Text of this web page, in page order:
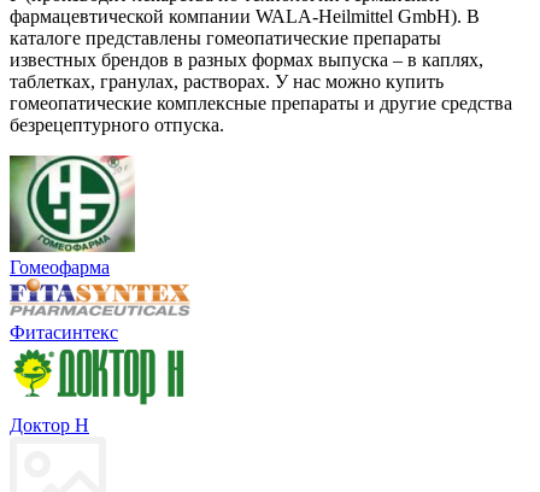
фармацевтической компании WALA-Heilmittel GmbH). В
каталоге представлены гомеопатические препараты
известных брендов в разных формах выпуска – в каплях,
таблетках, гранулах, растворах. У нас можно купить
гомеопатические комплексные препараты и другие средства
безрецептурного отпуска.
Гомеофарма
Фитасинтекс
Доктор Н